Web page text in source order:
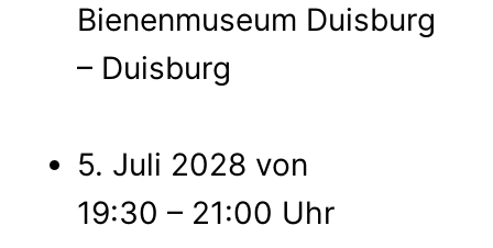
Bienenmuseum Duisburg
– Duisburg
5. Juli 2028 von
19:30 – 21:00 Uhr